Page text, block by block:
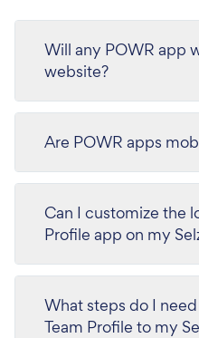
Will any POWR app
website?
Are POWR apps
Can I customize the
Profile app on my
What steps do I
Team Profile to my